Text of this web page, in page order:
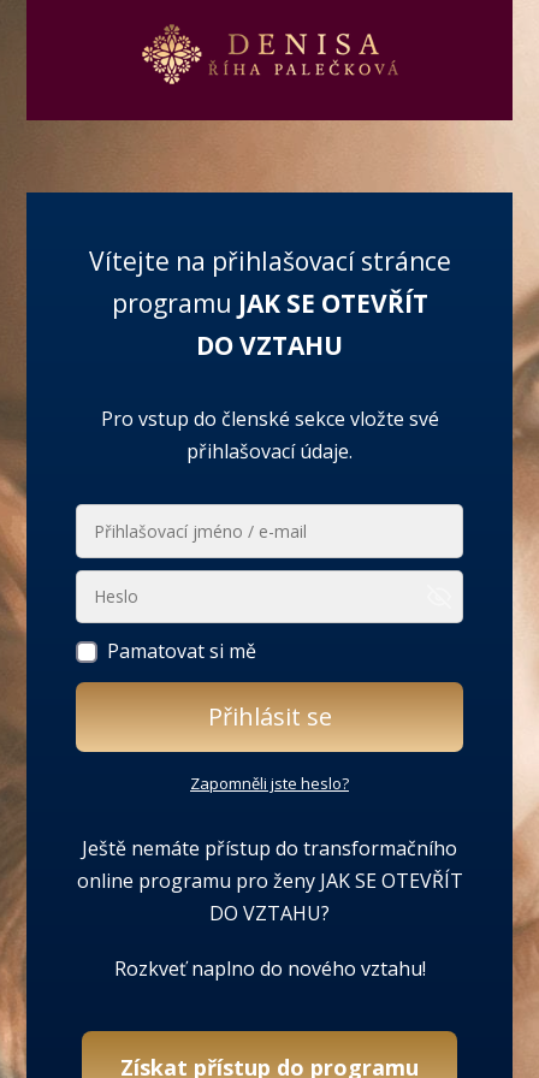
Vítejte na přihlašovací stránce
programu JAK SE OTEVŘÍT
DO VZTAHU
Pro vstup do členské sekce vložte své
přihlašovací údaje.
Pamatovat si mě
Přihlásit se
Zapomněli jste heslo?
Ještě nemáte přístup do transformačního
online programu pro ženy JAK SE OTEVŘÍT
DO VZTAHU?
Rozkveť naplno do nového vztahu!
Získat přístup do programu